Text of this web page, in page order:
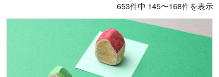
653件中 145〜168件を表示